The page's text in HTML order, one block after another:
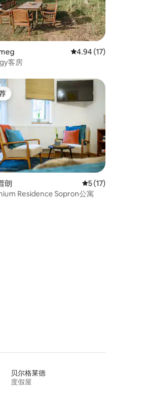
分），共 47 条评价
平均评分 4.94 分（满
4.94 (17)
客房
分），共 17 条评价
推荐」
朗 平均评分 5 分（满
5 (17)
Residence Sopron公寓
贝尔格莱德
度假屋